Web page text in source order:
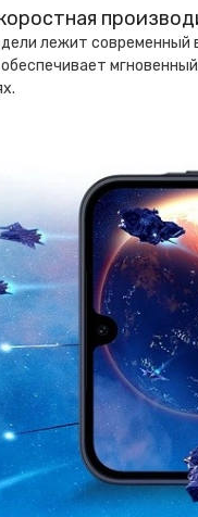
лежит современный